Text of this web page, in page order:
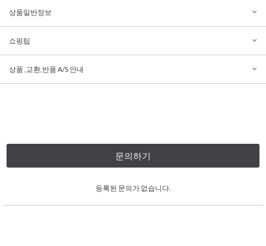
상품일반정보
쇼핑팁
상품 ,교환,반품 A/S 안내
문의하기
등록된 문의가 없습니다.